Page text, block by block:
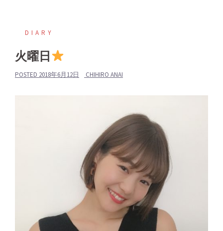
DIARY
火曜日
POSTED 2018年6月12日 CHIHIRO ANAI